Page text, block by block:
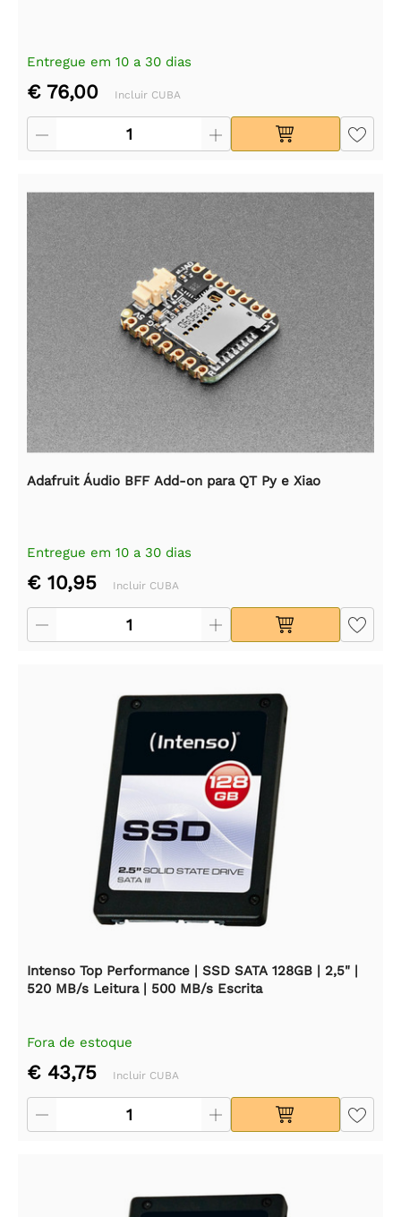
Entregue em 10 a 30 dias
€ 76,00 Incluir CUBA
Adafruit Áudio BFF Add-on para QT Py e Xiao
Entregue em 10 a 30 dias
€ 10,95 Incluir CUBA
Intenso Top Performance | SSD SATA 128GB | 2,5" |
520 MB/s Leitura | 500 MB/s Escrita
Fora de estoque
€ 43,75 Incluir CUBA